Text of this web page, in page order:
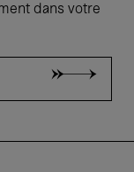
dans votre